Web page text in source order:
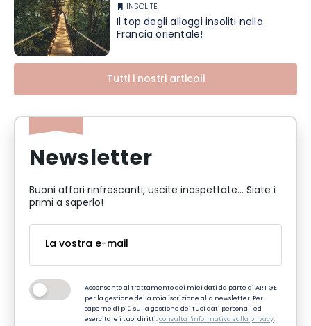
INSOLITE
Il top degli alloggi insoliti nella
Francia orientale!
Tutti i nostri articoli
Newsletter
Buoni affari rinfrescanti, uscite inaspettate... Siate i
primi a saperlo!
Acconsento al trattamento dei miei dati da parte di ART GE
per la gestione della mia iscrizione alla newsletter. Per
saperne di più sulla gestione dei tuoi dati personali ed
esercitare i tuoi diritti:consulta l'informativa sulla privacy.